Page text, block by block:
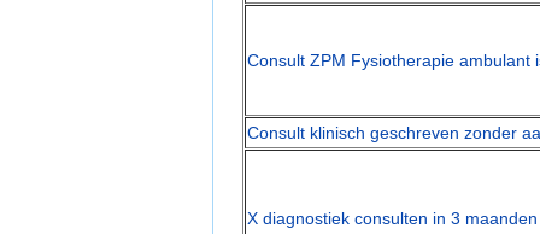
Consult ZPM Fysiotherapie ambulant
Consult klinisch geschreven zonder
X diagnostiek consulten in 3